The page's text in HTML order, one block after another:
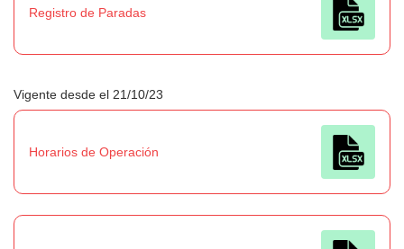
Registro de Paradas
Vigente desde el 21/10/23
Horarios de Operación